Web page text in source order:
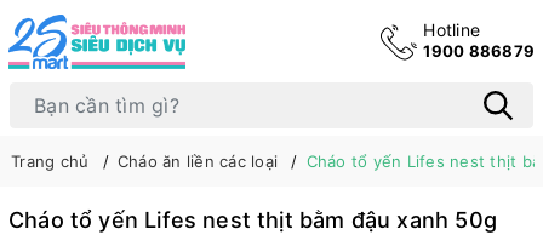
Hotline
1900 886879
Trang chủ Cháo ăn liền các loại Cháo tổ yến Lifes nest thịt
Cháo tổ yến Lifes nest thịt bằm đậu xanh 50g